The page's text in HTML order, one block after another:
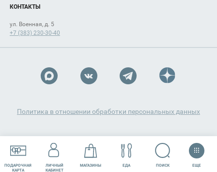
ПОДАРОЧНАЯ
КАРТА
ЛИЧНЫЙ
КАБИНЕТ
МАГАЗИНЫ ЕДА РАЗВЛЕЧЕНИЯ СЕРВИСЫ
ПОИСК ЕЩЕ
КОНТАКТЫ
ул. Военная, д. 5
+7 (383) 230-30-40
Политика в отношении обработки персональных данных